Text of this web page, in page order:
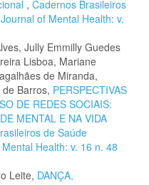
, Cadernos Brasileiros
of Mental Health: v.
Jully Emmilly Guedes
Lisboa, Mariane
de Miranda,
de Barros, PERSPECTIVAS
DE REDES SOCIAIS:
MENTAL E NA VIDA
de Saúde
Health: v. 16 n. 48
Leite, DANÇA,